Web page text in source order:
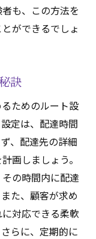
も、この方法を
ができるでしょ
訣
ためのルート設
定は、配達時間
、配達先の詳細
画しましょう。
の時間内に配達
た、顧客が求め
対応できる柔軟
らに、定期的に